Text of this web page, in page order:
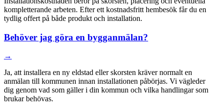
kompletterande arbeten. Efter ett kostnadsfritt hembesök får du en
tydlig offert på både produkt och installation.
Behöver jag göra en bygganmälan?
→
Ja, att installera en ny eldstad eller skorsten kräver normalt en
anmälan till kommunen innan installationen påbörjas. Vi vägleder
dig genom vad som gäller i din kommun och vilka handlingar som
brukar behövas.